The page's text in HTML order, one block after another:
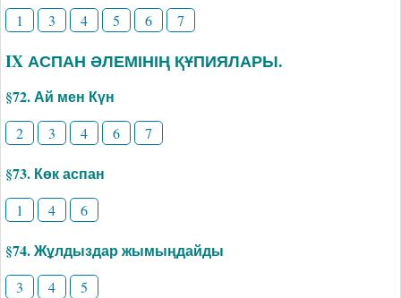
1 3 4 5 6 7
IX АСПАН ӘЛЕМІНІҢ ҚҰПИЯЛАРЫ.
§72. Ай мен Күн
2 3 4 6 7
§73. Көк аспан
1 4 6
§74. Жұлдыздар жымыңдайды
3 4 5